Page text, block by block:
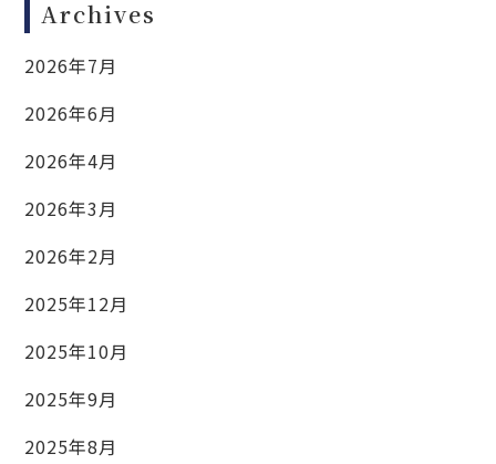
Archives
2026年7月
2026年6月
2026年4月
2026年3月
2026年2月
2025年12月
2025年10月
2025年9月
2025年8月